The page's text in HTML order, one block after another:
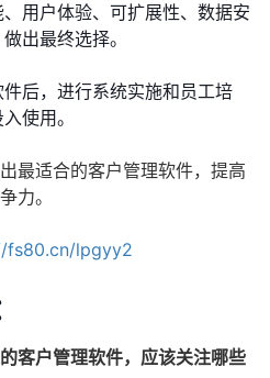
用户体验、可扩展性、数据安
出最终选择。
件后，进行系统实施和员工培
使用。
最适合的客户管理软件，提高
力。
fs80.cn/lpgyy2
客户管理软件，应该关注哪些